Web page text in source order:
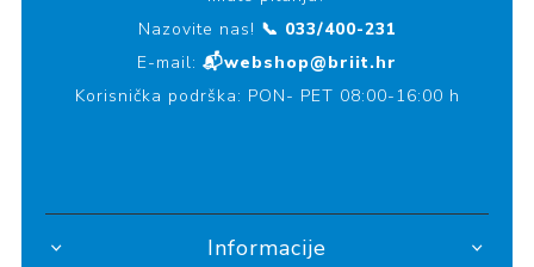
Nazovite nas! 📞 033/400-231
E-mail: 📬webshop@briit.hr
Korisnička podrška: PON- PET 08:00-16:00 h
Informacije